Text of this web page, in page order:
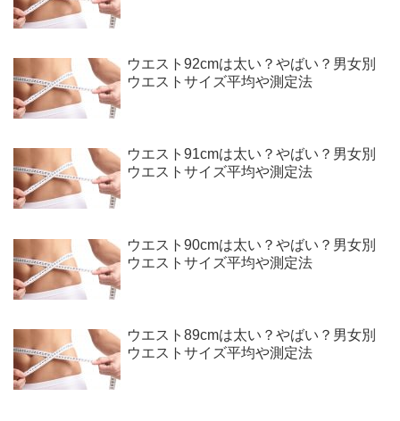
ウエスト92cmは太い？やばい？男女別
ウエストサイズ平均や測定法
ウエスト91cmは太い？やばい？男女別
ウエストサイズ平均や測定法
ウエスト90cmは太い？やばい？男女別
ウエストサイズ平均や測定法
ウエスト89cmは太い？やばい？男女別
ウエストサイズ平均や測定法